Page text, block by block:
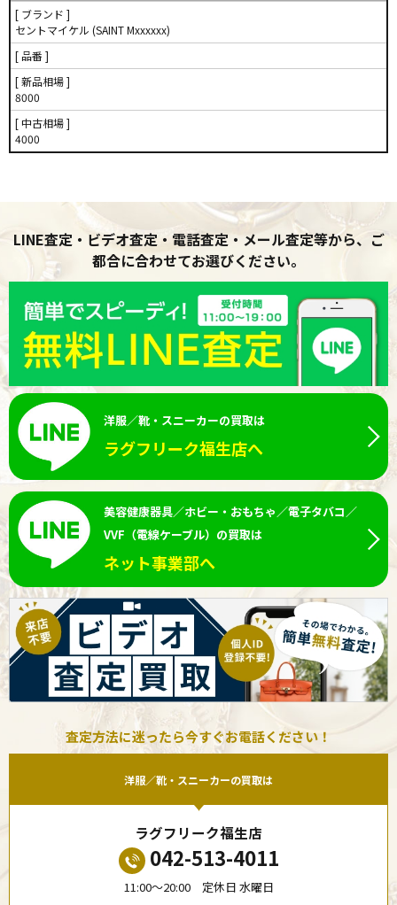
[ ブランド ]
セントマイケル (SAINT Mxxxxxx)
[ 品番 ]
[ 新品相場 ]
8000
[ 中古相場 ]
4000
LINE査定・ビデオ査定・電話査定・メール査定等から、ご
都合に合わせてお選びください。
洋服／靴・スニーカーの買取は
ラグフリーク福生店へ
美容健康器具／ホビー・おもちゃ／電子タバコ／
VVF（電線ケーブル）の買取は
ネット事業部へ
査定方法に迷ったら今すぐお電話ください！
洋服／靴・スニーカーの買取は
ラグフリーク福生店
042-513-4011
11:00〜20:00 定休日 水曜日